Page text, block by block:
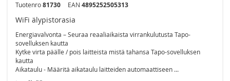
Tuotenro81730 EAN 4895252505313
WiFi älypistorasia
Energiavalvonta – Seuraa reaaliaikaista virrankulutusta Tapo-
sovelluksen kautta
Kytke virta päälle / pois laitteista mistä tahansa Tapo-sovelluksen
kautta
Aikataulu - Määritä aikataulu laitteiden automaattiseen ...